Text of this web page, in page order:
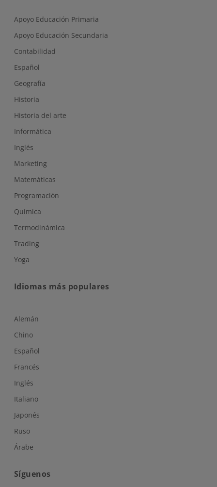
Apoyo Educación Primaria
Apoyo Educación Secundaria
Contabilidad
Español
Geografía
Historia
Historia del arte
Informática
Inglés
Marketing
Matemáticas
Programación
Química
Termodinámica
Trading
Yoga
Idiomas más populares
Alemán
Chino
Español
Francés
Inglés
Italiano
Japonés
Ruso
Árabe
Síguenos